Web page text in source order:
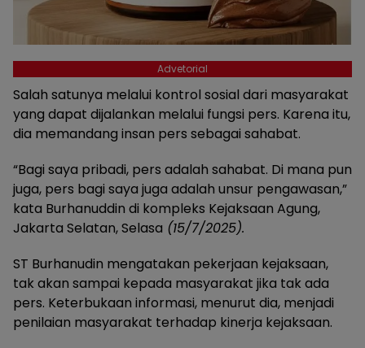
Advetorial
Salah satunya melalui kontrol sosial dari masyarakat
yang dapat dijalankan melalui fungsi pers. Karena itu,
dia memandang insan pers sebagai sahabat.
“Bagi saya pribadi, pers adalah sahabat. Di mana pun
juga, pers bagi saya juga adalah unsur pengawasan,”
kata Burhanuddin di kompleks Kejaksaan Agung,
Jakarta Selatan, Selasa (15/7/2025).
ST Burhanudin mengatakan pekerjaan kejaksaan,
tak akan sampai kepada masyarakat jika tak ada
pers. Keterbukaan informasi, menurut dia, menjadi
penilaian masyarakat terhadap kinerja kejaksaan.